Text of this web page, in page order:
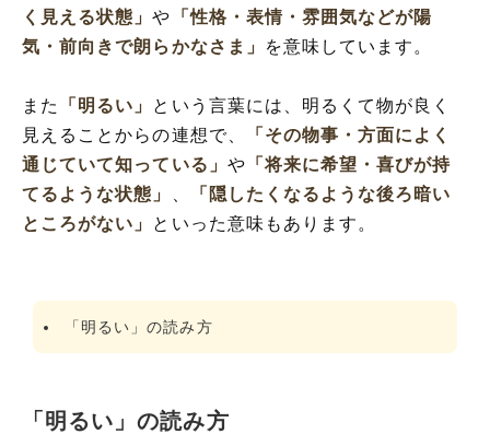
「明るい」の英語と解釈
く見える状態」や 「性格・表情・雰囲気などが陽
気・前向きで朗らかなさま」
を意味しています。
また 「明るい」 という言葉には、明るくて物が良く
見えることからの連想で、
「その物事・方面によく
通じていて知っている」 や 「将来に希望・喜びが持
てるような状態」
「隠したくなるような後ろ暗い
ところがない」 といった意味もあります。
「明るい」の読み方
「明るい」の読み方